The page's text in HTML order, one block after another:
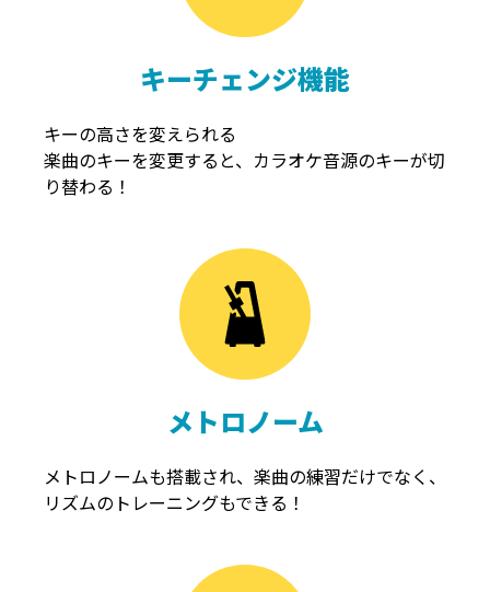
キーチェンジ機能
キーの高さを変えられる
楽曲のキーを変更すると、カラオケ音源のキーが切
り替わる！
メトロノーム
メトロノームも搭載され、楽曲の練習だけでなく、
リズムのトレーニングもできる！